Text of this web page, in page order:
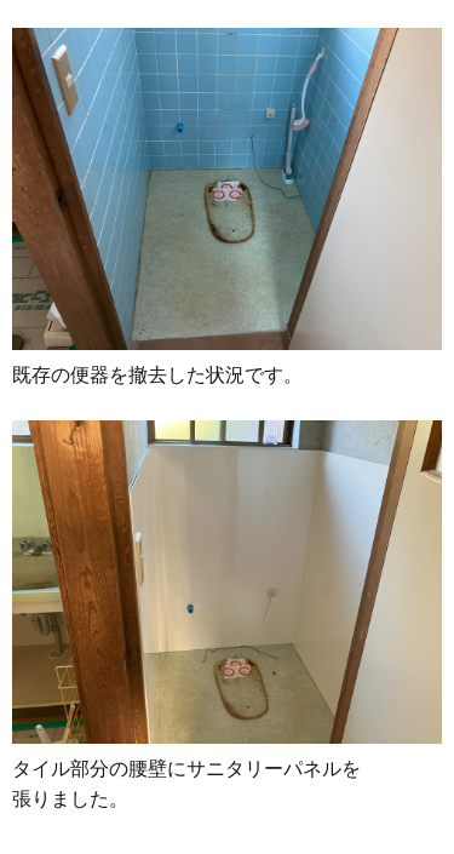
既存の便器を撤去した状況です。
タイル部分の腰壁にサニタリーパネルを
張りました。